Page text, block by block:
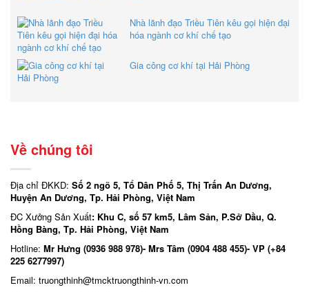
Nhà lãnh đạo Triều Tiên kêu gọi hiện đại
hóa ngành cơ khí chế tạo
Gia công cơ khí tại Hải Phòng
Về chúng tôi
Địa chỉ ĐKKD: Số 2 ngõ 5, Tổ Dân Phố 5, Thị Trấn An Dương,
Huyện An Dương, Tp. Hải Phòng, Việt Nam
ĐC Xưởng Sản Xuất: Khu C, số 57 km5, Lâm Sản, P.Sở Dầu, Q.
Hồng Bàng, Tp. Hải Phòng, Việt Nam
Hotline: Mr Hưng (0936 988 978)- Mrs Tâm (0904 488 455)- VP (+84
225 6277997)
Email: truongthinh@tmcktruongthinh-vn.com